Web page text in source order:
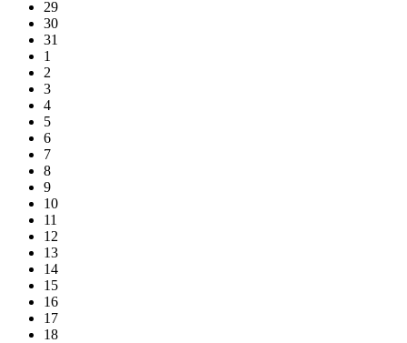
29
30
31
1
2
3
4
5
6
7
8
9
10
11
12
13
14
15
16
17
18